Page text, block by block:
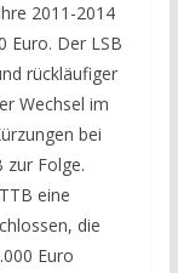
2011-2014
Euro. Der LSB
rückläufiger
Wechsel im
bei
zur Folge.
eine
die
Euro